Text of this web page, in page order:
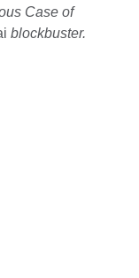
Case of
blockbuster.